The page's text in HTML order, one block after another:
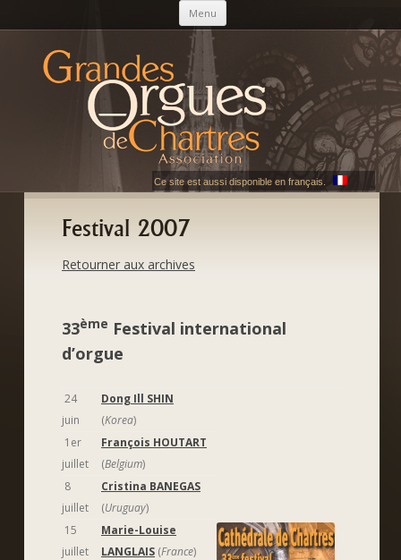
Menu Skip to content
AGOC
Les Grandes Orgues de Chartres
Ce site est aussi disponible en français.
Festival 2007
Retourner aux archives
33ème Festival international
d’orgue
24
juin
Dong Ill SHIN
(Korea)
1er
juillet
François HOUTART
(Belgium)
8
juillet
Cristina BANEGAS
(Uruguay)
15
juillet
Marie-Louise
LANGLAIS (France)